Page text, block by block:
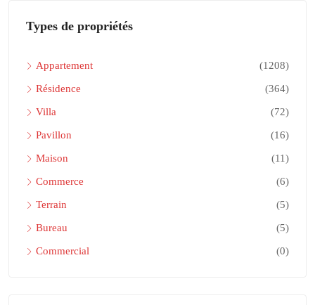
Types de propriétés
Appartement (1208)
Résidence (364)
Villa (72)
Pavillon (16)
Maison (11)
Commerce (6)
Terrain (5)
Bureau (5)
Commercial (0)